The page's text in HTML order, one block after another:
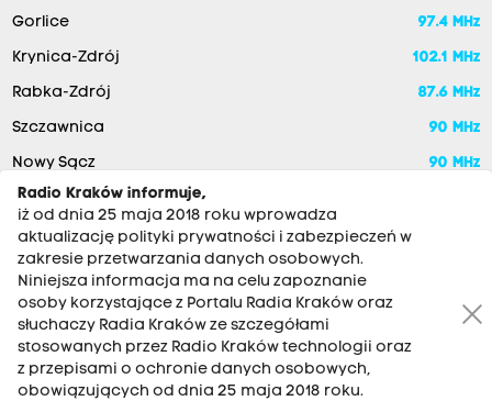
Gorlice 97.4 MHz
Krynica-Zdrój 102.1 MHz
Rabka-Zdrój 87.6 MHz
Szczawnica 90 MHz
Nowy Sącz 90 MHz
RADIO KRAKÓW SA. Aleja Juliusza Słowackiego 22, 30-007
Kraków
Radio Kraków informuje,
iż od dnia 25 maja 2018 roku wprowadza
aktualizację polityki prywatności i zabezpieczeń w
zakresie przetwarzania danych osobowych.
Niniejsza informacja ma na celu zapoznanie
osoby korzystające z Portalu Radia Kraków oraz
słuchaczy Radia Kraków ze szczegółami
stosowanych przez Radio Kraków technologii oraz
z przepisami o ochronie danych osobowych,
obowiązujących od dnia 25 maja 2018 roku.